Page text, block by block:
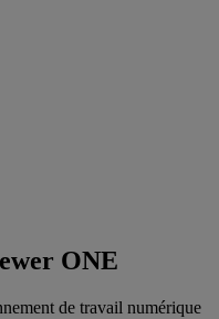
ONE
de travail numérique